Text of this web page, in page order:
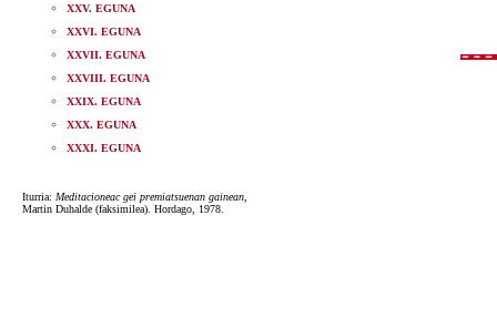
XXV. EGUNA
XXVI. EGUNA
XXVII. EGUNA
XXVIII. EGUNA
XXIX. EGUNA
XXX. EGUNA
XXXI. EGUNA
Iturria: Meditacioneac gei premiatsuenan gainean
Martin Duhalde (faksimilea). Hordago, 1978.